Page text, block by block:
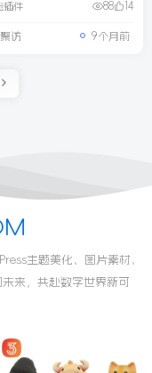
插件 88 14
访 9个月前
主题美化、图片素材、
来，共赴数字世界新可